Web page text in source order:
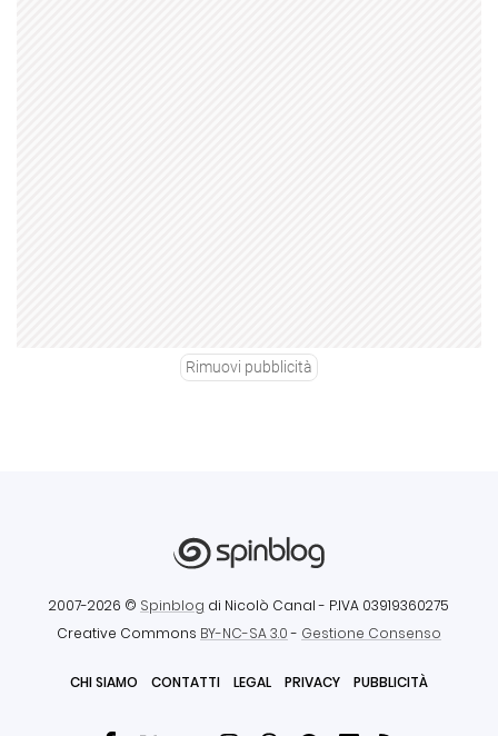
Rimuovi pubblicità
2007-2026 © Spinblog di Nicolò Canal - P.IVA 03919360275
Creative Commons BY-NC-SA 3.0- Gestione Consenso
CHI SIAMO CONTATTI LEGAL PRIVACY PUBBLICITÀ